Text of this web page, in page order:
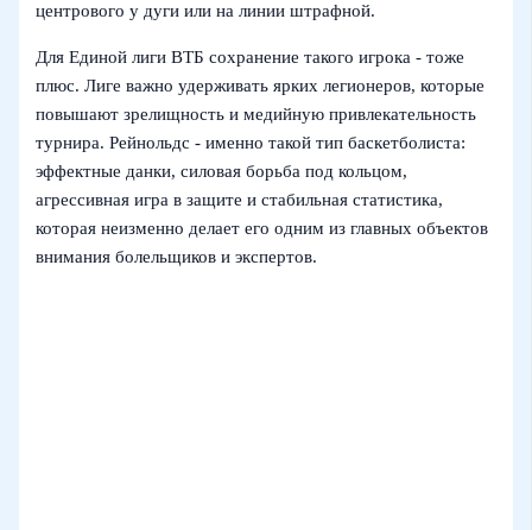
центрового у дуги или на линии штрафной.
Для Единой лиги ВТБ сохранение такого игрока - тоже
плюс. Лиге важно удерживать ярких легионеров, которые
повышают зрелищность и медийную привлекательность
турнира. Рейнольдс - именно такой тип баскетболиста:
эффектные данки, силовая борьба под кольцом,
агрессивная игра в защите и стабильная статистика,
которая неизменно делает его одним из главных объектов
внимания болельщиков и экспертов.